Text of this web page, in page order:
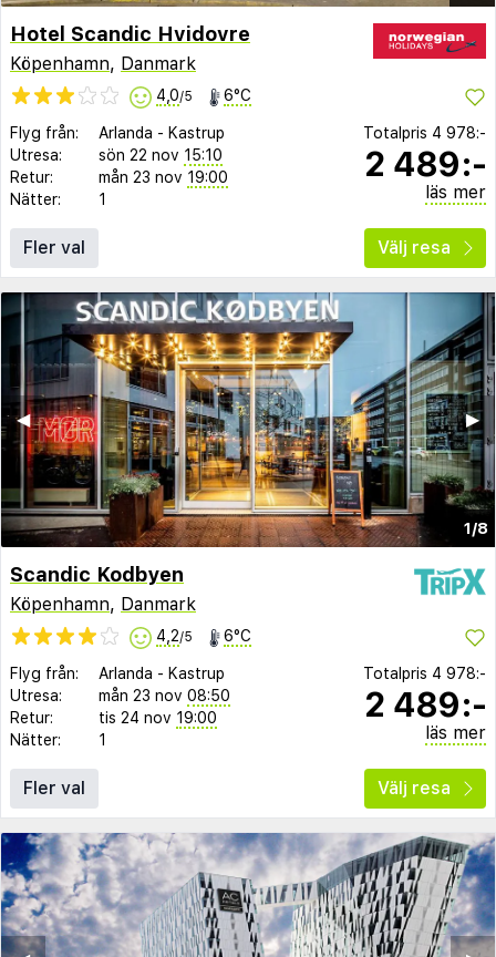
Hotel Scandic Hvidovre
Köpenhamn, Danmark
4,0/5 6°C
Flyg från: Arlanda - Kastrup
Utresa:
sön 22 nov 15:10
Retur:
mån 23 nov 19:00
Nätter:
1
Totalpris 4 978:-
2 489:-
läs mer
Fler val Välj resa
1/8
▶︎
◀︎
Scandic Kodbyen
Köpenhamn, Danmark
4,2/5 6°C
Flyg från: Arlanda - Kastrup
Utresa:
mån 23 nov 08:50
Retur:
tis 24 nov 19:00
Nätter:
1
Totalpris 4 978:-
2 489:-
läs mer
Fler val Välj resa